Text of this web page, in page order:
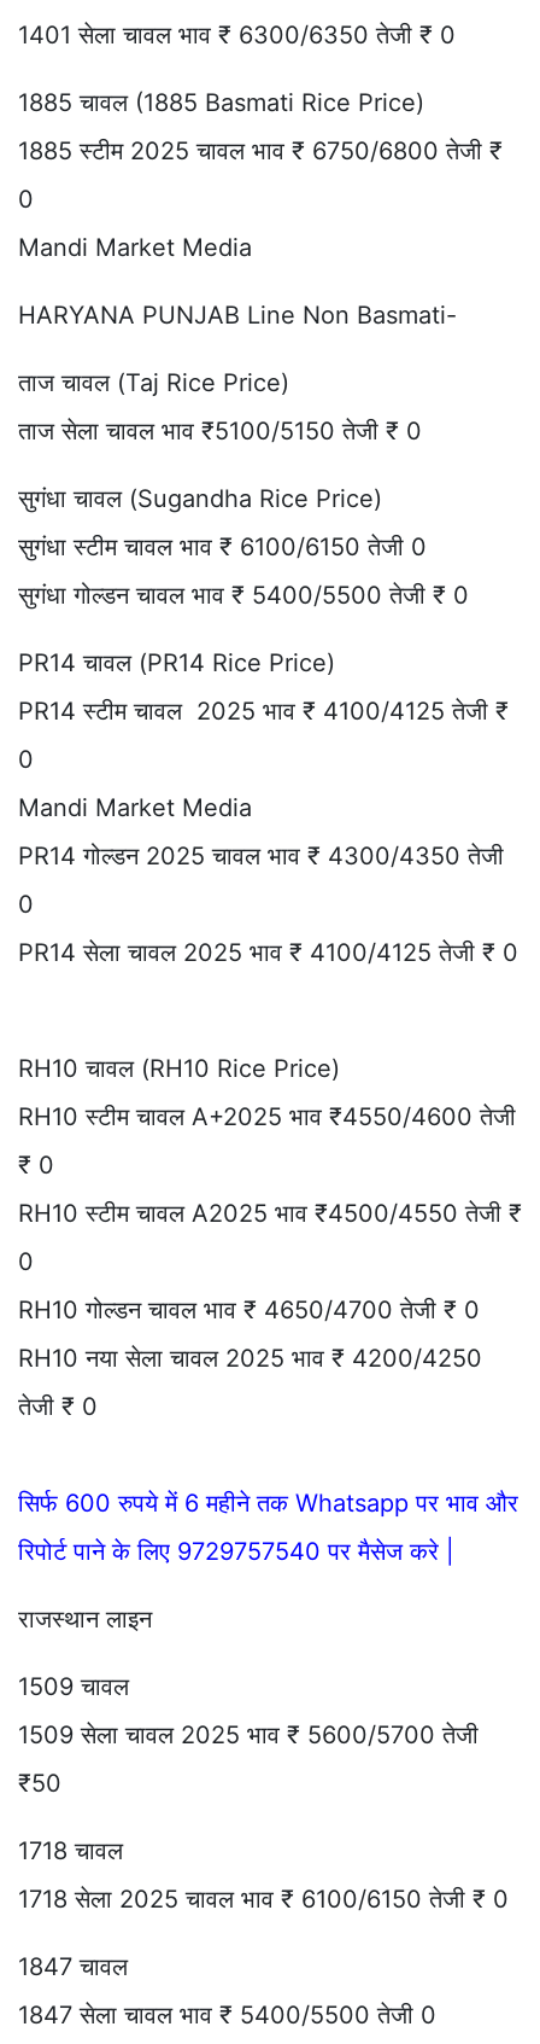
1401 सेला चावल भाव ₹ 6300/6350 तेजी ₹ 0
1885 चावल (1885 Basmati Rice Price)
1885 स्टीम 2025 चावल भाव ₹ 6750/6800 तेजी ₹
0
Mandi Market Media
HARYANA PUNJAB Line Non Basmati-
ताज चावल (Taj Rice Price)
ताज सेला चावल भाव ₹5100/5150 तेजी ₹ 0
सुगंधा चावल (Sugandha Rice Price)
सुगंधा स्टीम चावल भाव ₹ 6100/6150 तेजी 0
सुगंधा गोल्डन चावल भाव ₹ 5400/5500 तेजी ₹ 0
PR14 चावल (PR14 Rice Price)
PR14 स्टीम चावल 2025 भाव ₹ 4100/4125 तेजी ₹
0
Mandi Market Media
PR14 गोल्डन 2025 चावल भाव ₹ 4300/4350 तेजी
0
PR14 सेला चावल 2025 भाव ₹ 4100/4125 तेजी ₹ 0
RH10 चावल (RH10 Rice Price)
RH10 स्टीम चावल A+2025 भाव ₹4550/4600 तेजी
₹ 0
RH10 स्टीम चावल A2025 भाव ₹4500/4550 तेजी ₹
0
RH10 गोल्डन चावल भाव ₹ 4650/4700 तेजी ₹ 0
RH10 नया सेला चावल 2025 भाव ₹ 4200/4250
तेजी ₹ 0
सिर्फ 600 रुपये में 6 महीने तक Whatsapp पर भाव और
रिपोर्ट पाने के लिए 9729757540 पर मैसेज करे |
राजस्थान लाइन
1509 चावल
1509 सेला चावल 2025 भाव ₹ 5600/5700 तेजी
₹50
1718 चावल
1718 सेला 2025 चावल भाव ₹ 6100/6150 तेजी ₹ 0
1847 चावल
1847 सेला चावल भाव ₹ 5400/5500 तेजी 0